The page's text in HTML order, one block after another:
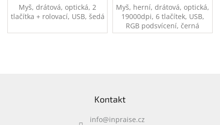
Myš, drátová, optická, 2
tlačítka + rolovací, USB, šedá
Myš, herní, drátová, optická,
19000dpi, 6 tlačítek, USB,
RGB podsvícení, černá
Kontakt
info@inpraise.cz